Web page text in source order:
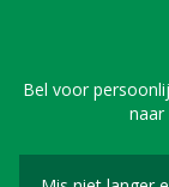
Bel voor
naar